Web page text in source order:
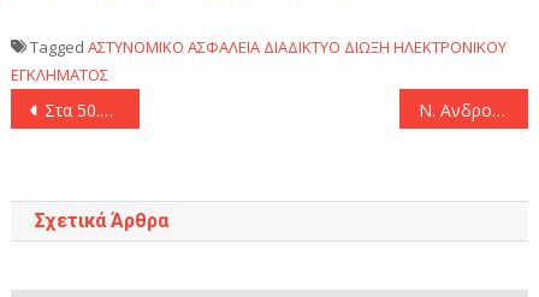
Tagged ΑΣΤΥΝΟΜΙΚΟ ΑΣΦΑΛΕΙΑ ΔΙΑΔΙΚΤΥΟ ΔΙΩΞΗ ΗΛΕΚΤΡΟΝΙΚΟΥ
ΕΓΚΛΗΜΑΤΟΣ
Πλοήγηση
Στα 50.9 δισεκατομμύρια ευρώ έκλεισαν οι ελληνικές εξαγωγές το 2023 Ν. Ανδρουλάκης: «Το ακριβότερο δικαίωμα στην Ελλάδα, η στέγαση»
Σχετικά Άρθρα